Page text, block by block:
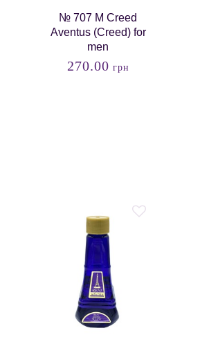
№ 707 M Creed
Aventus (Creed) for
men
270.00 грн